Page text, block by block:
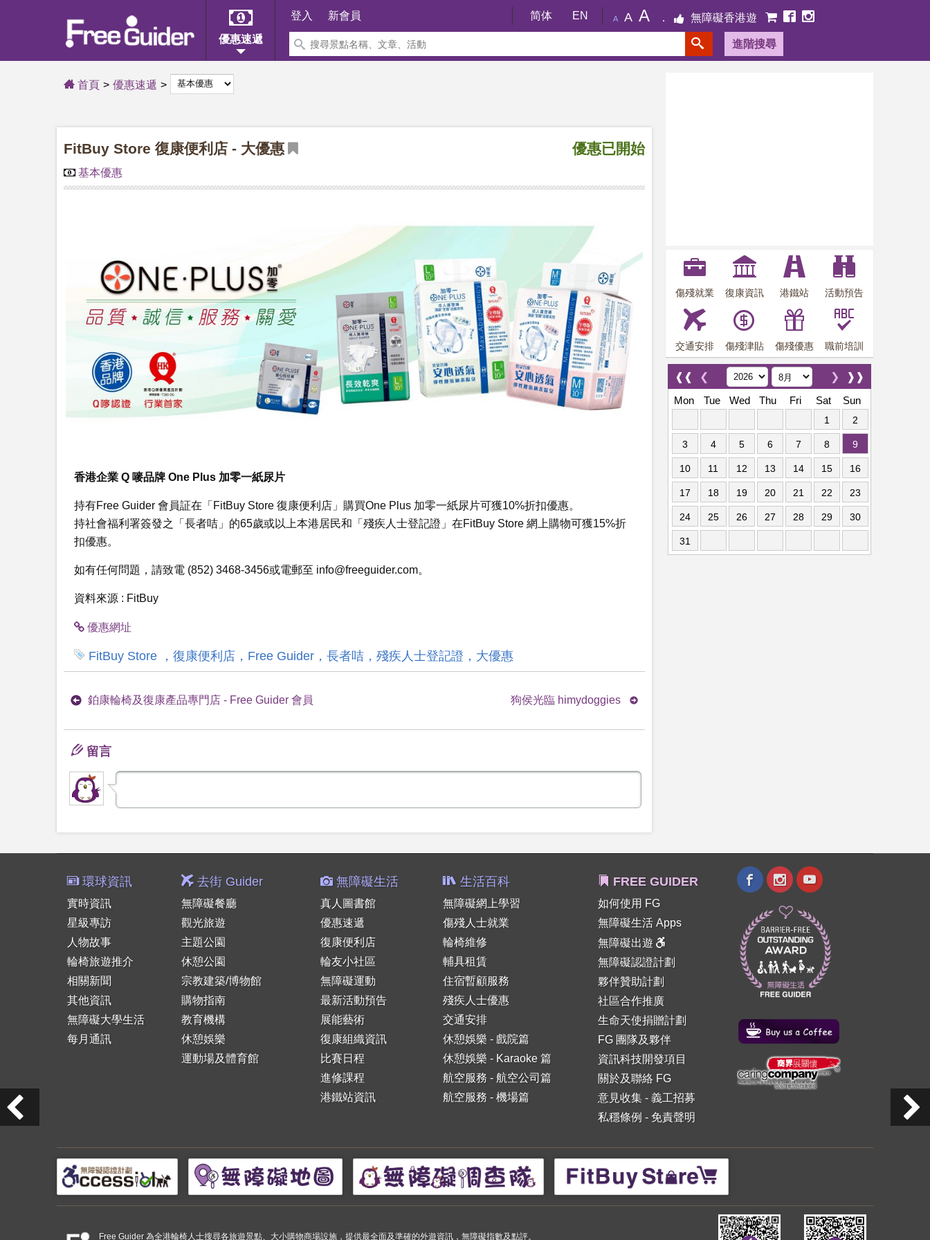
優惠速遞
登入 新會員 简体 EN A A A 無障礙香港遊
進階搜尋
首頁 優惠速遞
優惠已開始
FitBuy Store 復康便利店 - 大優惠
基本優惠
香港企業 Q 嘜品牌 One Plus 加零一紙尿片
持有Free Guider 會員証在「FitBuy Store 復康便利店」購買One Plus 加零一紙尿片可獲10%折扣優惠。
持社會福利署簽發之「長者咭」的65歲或以上本港居民和「殘疾人士登記證」在FitBuy Store 網上購物可獲15%折
扣優惠。
如有任何問題，請致電 (852) 3468-3456或電郵至 info@freeguider.com。
資料來源 : FitBuy
優惠網址
FitBuy Store ，復康便利店，Free Guider，長者咭，殘疾人士登記證，大優惠
鉑康輪椅及復康產品專門店 - Free Guider 會員 狗侯光臨 himydoggies
留言
傷殘就業 復康資訊 港鐵站 活動預告
交通安排 傷殘津貼 傷殘優惠 職前培訓
❰❰ ❮ ❱❱
❯
Mon
Tue Wed Thu Fri Sat Sun
1 2
3 4 5 6 7 8 9
10 11 12 13 14 15 16
17 18 19 20 21 22 23
24 25 26 27 28 29 30
31
環球資訊
實時資訊
星級專訪
人物故事
輪椅旅遊推介
相關新聞
其他資訊
無障礙大學生活
每月通訊
去街 Guider
無障礙餐廳
觀光旅遊
主題公園
休憩公園
宗教建築/博物館
購物指南
教育機構
休憩娛樂
運動場及體育館
無障礙生活
真人圖書館
優惠速遞
復康便利店
輪友小社區
無障礙運動
最新活動預告
展能藝術
復康組織資訊
比賽日程
進修課程
港鐵站資訊
生活百科
無障礙網上學習
傷殘人士就業
輪椅維修
輔具租賃
住宿暫顧服務
殘疾人士優惠
交通安排
休憩娛樂 - 戲院篇
休憩娛樂 - Karaoke 篇
航空服務 - 航空公司篇
航空服務 - 機場篇
FREE GUIDER
如何使用 FG
無障礙生活 Apps
無障礙出遊
無障礙認證計劃
夥伴贊助計劃
社區合作推廣
生命天使捐贈計劃
FG 團隊及夥伴
資訊科技開發項目
關於及聯絡 FG
意見收集- 義工招募
私穩條例 - 免責聲明
Free Guider 為全港輪椅人士搜尋各旅遊景點、大小購物商場設施，提供最全面及準確的外遊資訊，無障礙指數及點評。